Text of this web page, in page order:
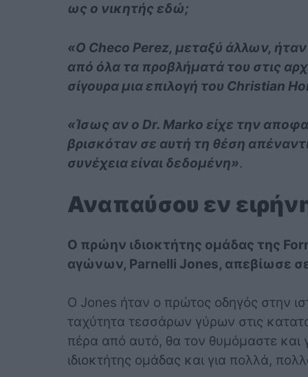
ως ο νικητής εδώ;
«Ο Checo Perez, μεταξύ άλλων,
από όλα τα προβλήματά του στις
σίγουρα μια επιλογή του Christian
«Ίσως αν ο Dr. Marko είχε την
βρισκόταν σε αυτή τη θέση
συνέχεια είναι δεδομένη».
Αναπαύσου εν
Ο πρώην ιδιοκτήτης ομάδας της
αγώνων, Parnelli Jones, απεβίωσε
Ο Jones ήταν ο πρώτος οδηγός στην
ταχύτητα τεσσάρων γύρων στις
πέρα από αυτό, θα τον θυμόμαστε και
ιδιοκτήτης ομάδας και για πολλά,